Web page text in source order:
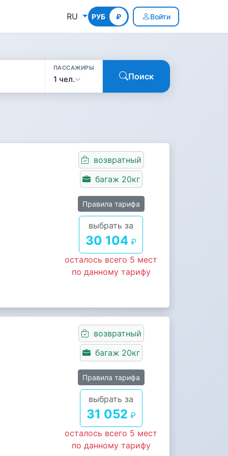
RU РУБ ₽
КГС Войти
ПАССАЖИРЫ
1 чел. Поиск
возвратный
багаж 20кг
Правила тарифа
выбрать за
30 104 ₽
осталось всего 5 мест
по данному тарифу
возвратный
багаж 20кг
Правила тарифа
выбрать за
31 052 ₽
осталось всего 5 мест
по данному тарифу